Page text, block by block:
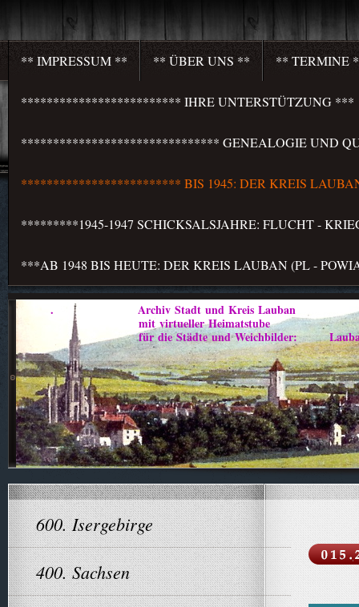
** IMPRESSUM ** ** ÜBER UNS ** ** TERMINE
************************* IHRE UNTERSTÜTZUNG ***
******************************* GENEALOGIE UND
************************* BIS 1945: DER KREIS
*********1945-1947 SCHICKSALSJAHRE: FLUCHT -
***AB 1948 BIS HEUTE: DER KREIS LAUBAN (PL -
. Archiv Stadt und Kreis Lauban
mit virtueller Heimatstube
für die Städte und Weichbilder: Lauban -
600. Isergebirge
400. Sachsen